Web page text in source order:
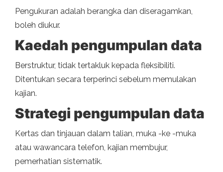
Pengukuran adalah berangka dan diseragamkan,
boleh diukur.
Kaedah pengumpulan data
Berstruktur, tidak tertakluk kepada fleksibiliti.
Ditentukan secara terperinci sebelum memulakan
kajian.
Strategi pengumpulan data
Kertas dan tinjauan dalam talian, muka -ke -muka
atau wawancara telefon, kajian membujur,
pemerhatian sistematik.